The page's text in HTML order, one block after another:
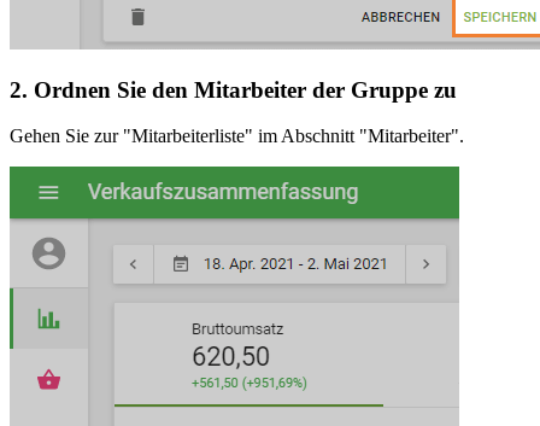
2. Ordnen Sie den Mitarbeiter der Gruppe zu
Gehen Sie zur "Mitarbeiterliste" im Abschnitt "Mitarbeiter".